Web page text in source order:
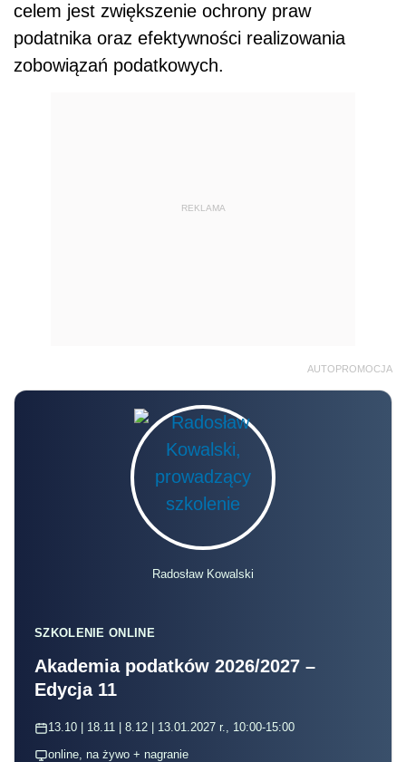
celem jest zwiększenie ochrony praw
podatnika oraz efektywności realizowania
zobowiązań podatkowych.
REKLAMA
AUTOPROMOCJA
Radosław Kowalski
SZKOLENIE ONLINE
Akademia podatków 2026/2027 –
Edycja 11
13.10 | 18.11 | 8.12 | 13.01.2027 r., 10:00-15:00
online, na żywo + nagranie